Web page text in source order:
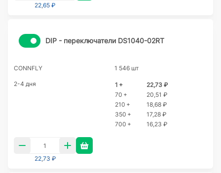
22,65 ₽
DIP - переключатели DS1040-02RT
CONNFLY 1 546 шт
2-4 дня 1 +
22,73 ₽
70 +
20,51 ₽
210 +
18,68 ₽
350 +
17,28 ₽
700 +
16,23 ₽
22,73 ₽